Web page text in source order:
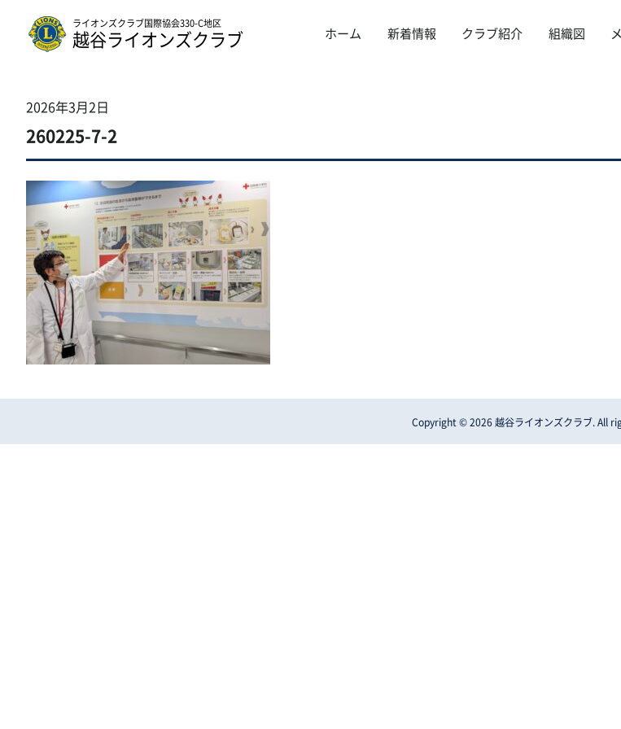
ライオンズクラブ国際協会330-C地区
越谷ライオンズクラブ ホーム 新着情報 クラブ紹介 組織図
2026年3月2日
260225-7-2
Copyright © 2026 越谷ライオンズクラブ. All